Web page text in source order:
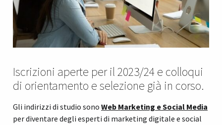
Iscrizioni aperte per il 2023/24 e colloqui
di orientamento e selezione già in corso.
Gli indirizzi di studio sono Web Marketing e Social Media
per diventare degli esperti di marketing digitale e social